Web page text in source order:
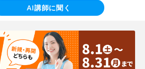
AI講師に聞く